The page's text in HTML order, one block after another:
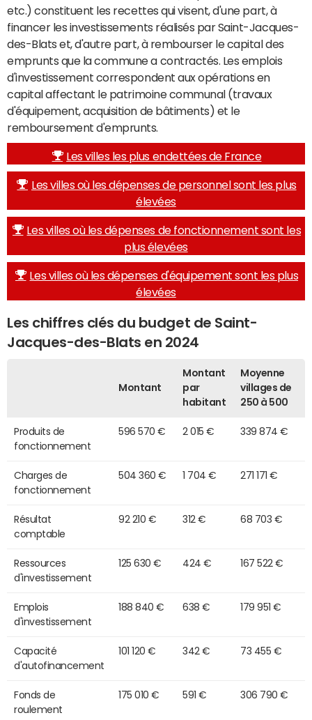
etc.) constituent les recettes qui visent, d'une part, à
financer les investissements réalisés par Saint-Jacques-
des-Blats et, d'autre part, à rembourser le capital des
emprunts que la commune a contractés. Les emplois
d'investissement correspondent aux opérations en
capital affectant le patrimoine communal (travaux
d'équipement, acquisition de bâtiments) et le
remboursement d'emprunts.
Les villes les plus endettées de France
Les villes où les dépenses de personnel sont les plus
élevées
Les villes où les dépenses de fonctionnement sont les
plus élevées
Les villes où les dépenses d'équipement sont les plus
élevées
Les chiffres clés du budget de Saint-
Jacques-des-Blats en 2024
Montant
Montant
par
habitant
Moyenne
villages de
250 à 500
Produits de
fonctionnement
596 570 € 2 015 € 339 874 €
Charges de
fonctionnement
504 360 € 1 704 € 271 171 €
Résultat
comptable
92 210 € 312 € 68 703 €
Ressources
d'investissement
125 630 € 424 € 167 522 €
Emplois
d'investissement
188 840 € 638 € 179 951 €
Capacité
d'autofinancement
101 120 € 342 € 73 455 €
Fonds de
roulement
175 010 € 591 € 306 790 €